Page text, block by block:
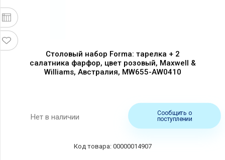
Столовый набор Forma: тарелка + 2
салатника фарфор, цвет розовый, Maxwell &
Williams, Австралия, MW655-AW0410
Нет в наличии
Сообщить о
поступлении
00000014907